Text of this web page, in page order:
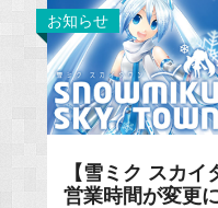
お知らせ
【雪ミク スカ
営業時間が変更